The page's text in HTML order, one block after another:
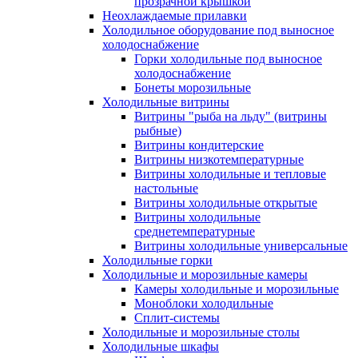
Неохлаждаемые прилавки
Холодильное оборудование под выносное
холодоснабжение
Горки холодильные под выносное
холодоснабжение
Бонеты морозильные
Холодильные витрины
Витрины "рыба на льду" (витрины
рыбные)
Витрины кондитерские
Витрины низкотемпературные
Витрины холодильные и тепловые
настольные
Витрины холодильные открытые
Витрины холодильные
среднетемпературные
Витрины холодильные универсальные
Холодильные горки
Холодильные и морозильные камеры
Камеры холодильные и морозильные
Моноблоки холодильные
Сплит-системы
Холодильные и морозильные столы
Холодильные шкафы